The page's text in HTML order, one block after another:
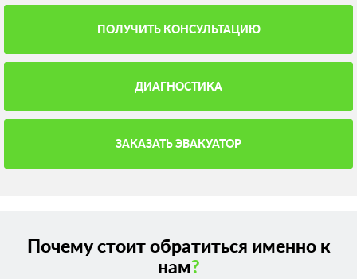
ПОЛУЧИТЬ КОНСУЛЬТАЦИЮ
ДИАГНОСТИКА
ЗАКАЗАТЬ ЭВАКУАТОР
Почему стоит обратиться именно к
нам?